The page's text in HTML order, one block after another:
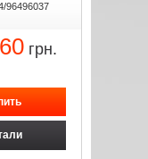
96496037
грн.